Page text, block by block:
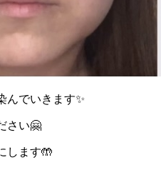
んでいきます✨
さい🤗
します🤲